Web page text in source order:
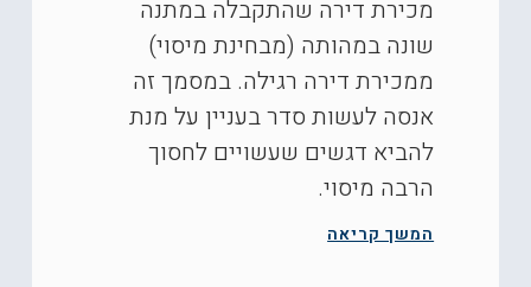
מכירת דירה שהתקבלה במתנה
שונה במהותה (מבחינת מיסוי)
ממכירת דירה רגילה. במסמך זה
אנסה לעשות סדר בעניין על מנת
להביא דגשים שעשויים לחסוך
הרבה מיסוי.
המשך קריאה